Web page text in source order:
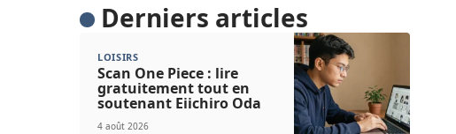
Derniers articles
LOISIRS
Scan One Piece : lire
gratuitement tout en
soutenant Eiichiro Oda
4 août 2026